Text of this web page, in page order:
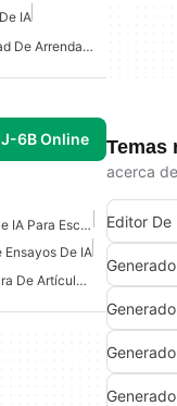
IA
Software De Contabilidad De Arrendamientos Impulsado Por IA
6B Online
Mejores Herramientas De IA Para Escritores
Ensayos De IA
Herramientas De Escritura De Artículos De IA
Temas
acerca
Editor De